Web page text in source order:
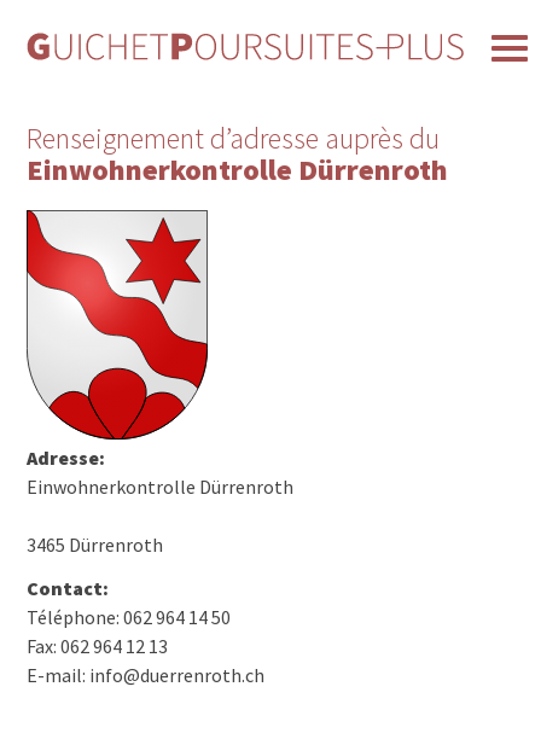
Renseignement d’adresse auprès du
Einwohnerkontrolle Dürrenroth
Adresse:
Einwohnerkontrolle Dürrenroth
3465 Dürrenroth
Contact:
Téléphone: 062 964 14 50
Fax: 062 964 12 13
E-mail: info@duerrenroth.ch